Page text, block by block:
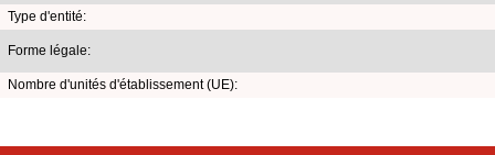
Type d'entité:
Forme légale:
Nombre d'unités d'établissement (UE):